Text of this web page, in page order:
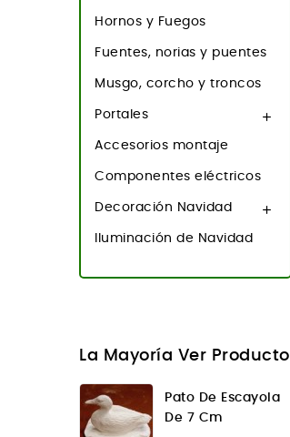
Hornos y Fuegos
Fuentes, norias y puentes
Musgo, corcho y troncos
Portales 
Accesorios montaje
Componentes eléctricos
Decoración Navidad 
Iluminación de Navidad
La Mayoría Ver Producto
Pato De Escayola
De 7 Cm